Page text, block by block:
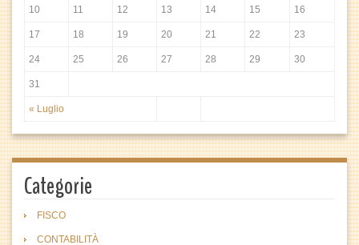
« Luglio
10 11 12 13 14 15 16
17 18 19 20 21 22 23
24 25 26 27 28 29 30
31
Categorie
FISCO
CONTABILITÀ